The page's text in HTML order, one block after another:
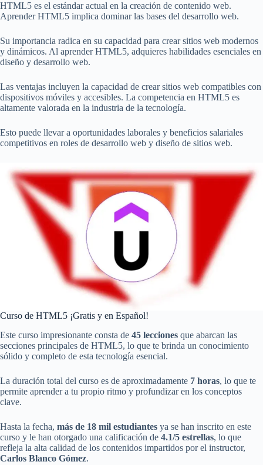
HTML5 es el estándar actual en la creación de contenido web.
Aprender HTML5 implica dominar las bases del desarrollo web.
Su importancia radica en su capacidad para crear sitios web modernos
y dinámicos. Al aprender HTML5, adquieres habilidades esenciales en
diseño y desarrollo web.
Las ventajas incluyen la capacidad de crear sitios web compatibles con
dispositivos móviles y accesibles. La competencia en HTML5 es
altamente valorada en la industria de la tecnología.
Esto puede llevar a oportunidades laborales y beneficios salariales
competitivos en roles de desarrollo web y diseño de sitios web.
Curso de HTML5 ¡Gratis y en Español!
Este curso impresionante consta de 45 lecciones que abarcan las
secciones principales de HTML5, lo que te brinda un conocimiento
sólido y completo de esta tecnología esencial.
La duración total del curso es de aproximadamente 7 horas, lo que te
permite aprender a tu propio ritmo y profundizar en los conceptos
clave.
Hasta la fecha, más de 18 mil estudiantes ya se han inscrito en este
curso y le han otorgado una calificación de 4.1/5 estrellas, lo que
refleja la alta calidad de los contenidos impartidos por el instructor,
Carlos Blanco Gómez.